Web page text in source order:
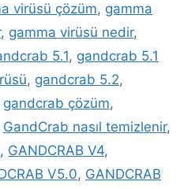
virüsü çözüm, gamma
, gamma virüsü nedir,
5.1, gandcrab 5.1
, gandcrab 5.2,
gandcrab çözüm,
GandCrab nasıl temizlenir,
, GANDCRAB V4,
V5.0, GANDCRAB